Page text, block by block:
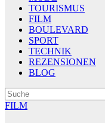
TOURISMUS
FILM
BOULEVARD
SPORT
TECHNIK
REZENSIONEN
BLOG
FILM